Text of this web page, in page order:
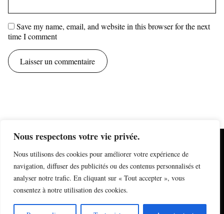
Nous respectons votre vie privée.
Nous utilisons des cookies pour améliorer votre expérience de
navigation, diffuser des publicités ou des contenus personnalisés et
analyser notre trafic. En cliquant sur « Tout accepter », vous
consentez à notre utilisation des cookies.
Save my name, email, and website in this browser for the next
time I comment
information sur les cookies
formulaire de contact
newsletter
plan du site
derniers articles